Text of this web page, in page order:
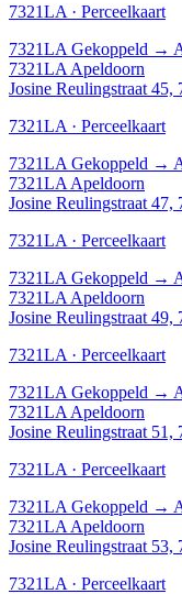
7321LA · Perceelkaart
7321LA Gekoppeld →
7321LA Apeldoorn
Josine Reulingstraat
7321LA · Perceelkaart
7321LA Gekoppeld →
7321LA Apeldoorn
Josine Reulingstraat
7321LA · Perceelkaart
7321LA Gekoppeld →
7321LA Apeldoorn
Josine Reulingstraat
7321LA · Perceelkaart
7321LA Gekoppeld →
7321LA Apeldoorn
Josine Reulingstraat
7321LA · Perceelkaart
7321LA Gekoppeld →
7321LA Apeldoorn
Josine Reulingstraat
7321LA · Perceelkaart